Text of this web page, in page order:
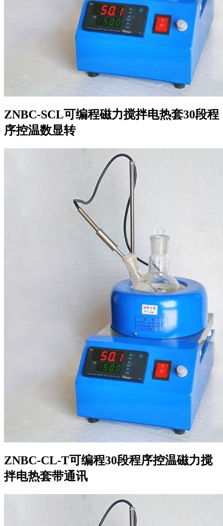
ZNBC-SCL可编程磁力搅拌电热套30段程
序控温数显转
ZNBC-CL-T可编程30段程序控温磁力搅
拌电热套带通讯